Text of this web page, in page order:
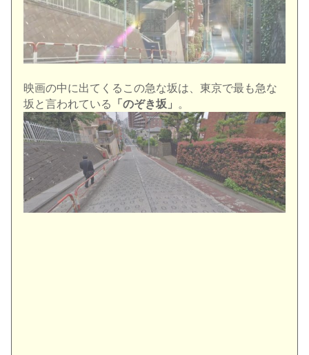
映画の中に出てくるこの急な坂は、東京で最も急な
坂と言われている
「のぞき坂」 。